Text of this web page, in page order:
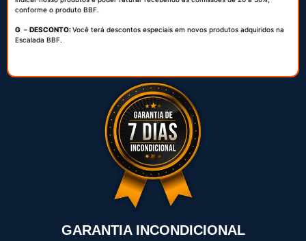
conforme o produto BBF.
G – DESCONTO:Você terá descontos especiais em novos produtos adquiridos na
Escalada BBF.
GARANTIA INCONDICIONAL